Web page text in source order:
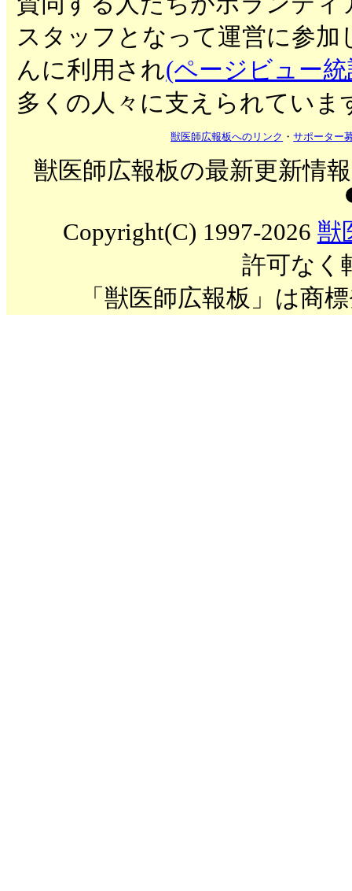
スタッフとなって運営に参加
んに利用され(ページビュー
多くの人々に支えられていま
獣医師広報板へのリンク ・サポーター
獣医師広報板の最新更新情
Copyright(C) 1997-2026 獣
許可なく
「獣医師広報板」は商